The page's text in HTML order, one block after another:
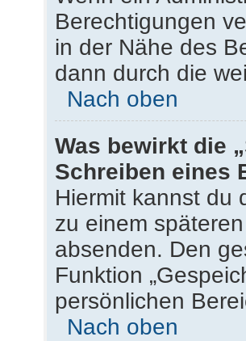
Berechtigungen
in der Nähe des
dann durch die
Nach oben
Was bewirkt die
Schreiben eines
Hiermit kannst du
zu einem
absenden. Den
Funktion
persönlichen
Nach oben